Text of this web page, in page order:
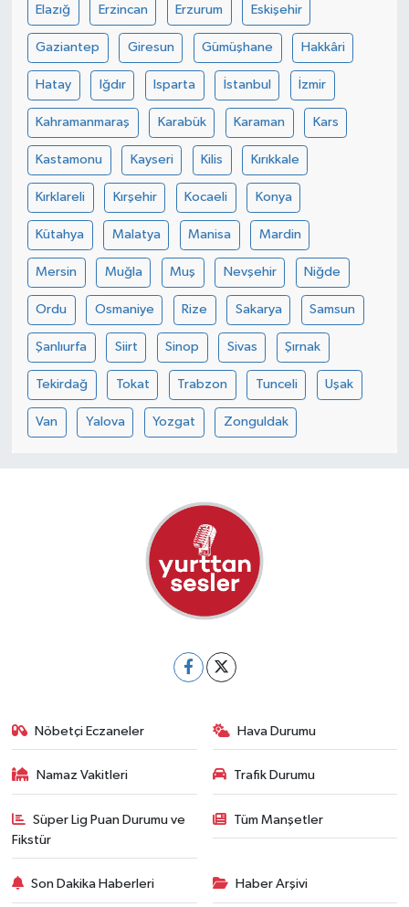
Elazığ Erzincan Erzurum Eskişehir
Gaziantep Giresun Gümüşhane Hakkâri
Hatay Iğdır Isparta İstanbul İzmir
Kahramanmaraş Karabük Karaman Kars
Kastamonu Kayseri Kilis Kırıkkale
Kırklareli Kırşehir Kocaeli Konya
Kütahya Malatya Manisa Mardin
Mersin Muğla Muş Nevşehir Niğde
Ordu Osmaniye Rize Sakarya Samsun
Şanlıurfa Siirt Sinop Sivas Şırnak
Tekirdağ Tokat Trabzon Tunceli Uşak
Van Yalova Yozgat Zonguldak
Nöbetçi Eczaneler Hava Durumu
Namaz Vakitleri Trafik Durumu
Süper Lig Puan Durumu ve
Fikstür
Tüm Manşetler
Son Dakika Haberleri Haber Arşivi